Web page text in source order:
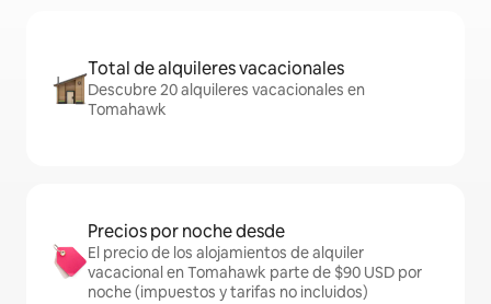
Total de alquileres vacacionales
Descubre 20 alquileres vacacionales en
Tomahawk
Precios por noche desde
El precio de los alojamientos de alquiler
vacacional en Tomahawk parte de $90 USD por
noche (impuestos y tarifas no incluidos)